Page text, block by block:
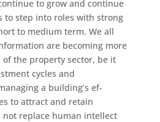
to grow and continue
to step into roles with strong
to medium term. We all
are becoming more
the property sector, be it
cycles and
a building’s ef­
to attract and retain
replace human intellect